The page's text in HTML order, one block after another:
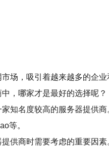
场，吸引着越来越多的企
，哪家才是最好的选择呢？
知名度较高的服务器提供
等。
供商时需要考虑的重要因